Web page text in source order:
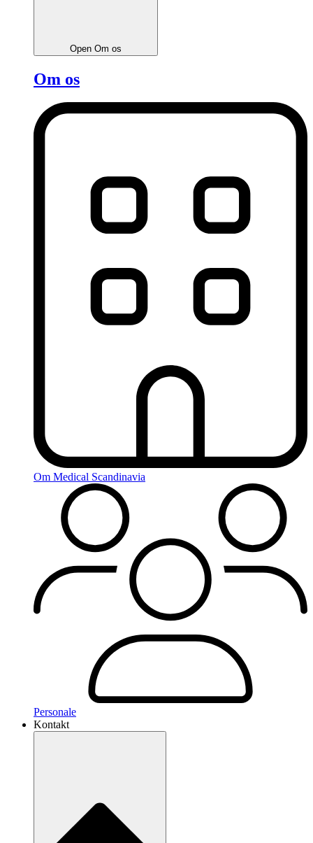
Open Om os
Om os
Om Medical Scandinavia
Personale
Kontakt